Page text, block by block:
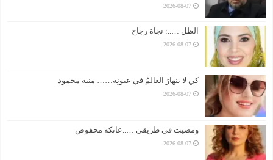
2026-08-07
الظل …..: نجاة رجاح
2026-08-07
كي لا ينهارَ العالمُ في عيونِه…… منية محمود
2026-08-07
ومضيت في طريقي …..عاتكه محفوض
2026-08-07